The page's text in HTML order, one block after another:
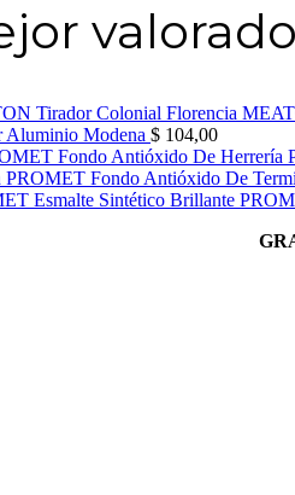
Tirador Colonial Florencia
Aluminio Modena $ 104,00
Fondo Antióxido De Herrería
Fondo Antióxido De
Esmalte Sintético Brillante